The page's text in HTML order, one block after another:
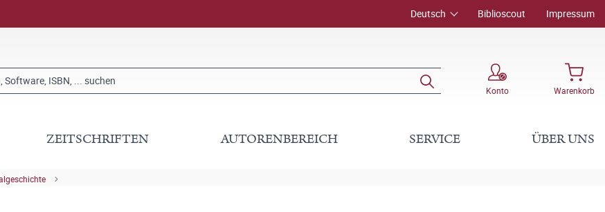
Deutsch Biblioscout Impressum
Konto Warenkorb
ZEITSCHRIFTEN AUTORENBEREICH SERVICE ÜBER UNS